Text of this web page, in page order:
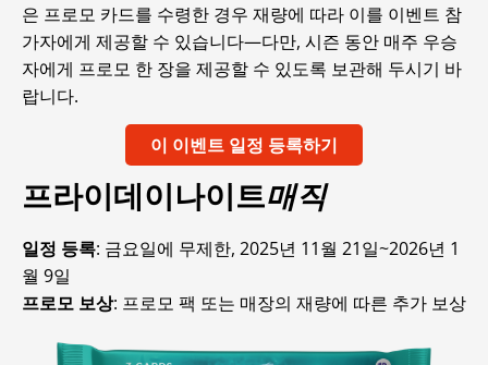
은 프로모 카드를 수령한 경우 재량에 따라 이를 이벤트 참
가자에게 제공할 수 있습니다—다만, 시즌 동안 매주 우승
자에게 프로모 한 장을 제공할 수 있도록 보관해 두시기 바
랍니다.
이 이벤트 일정 등록하기
프라이데이나이트매직
일정 등록: 금요일에 무제한, 2025년 11월 21일~2026년 1
월 9일
프로모 보상: 프로모 팩 또는 매장의 재량에 따른 추가 보상